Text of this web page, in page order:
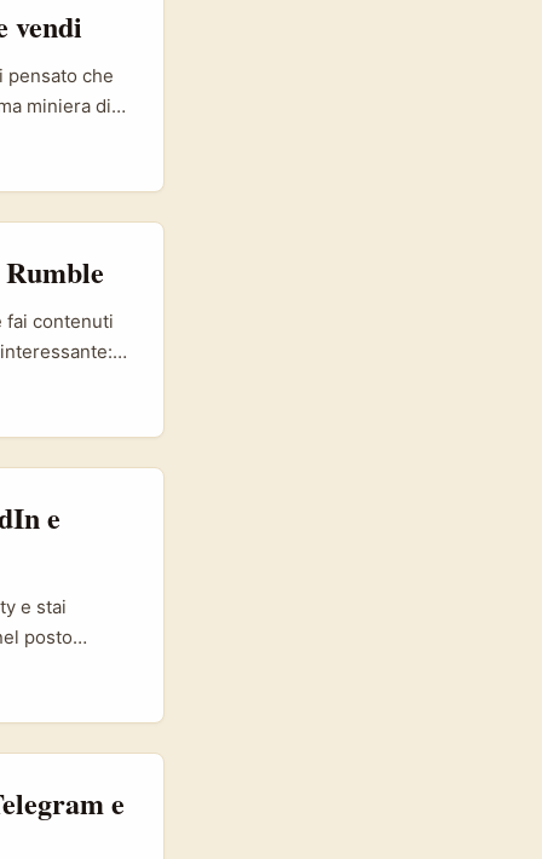
vendi
pensato che
miniera di
fai contenuti
a vedere le
è un mix che
e
e stai
posto
e